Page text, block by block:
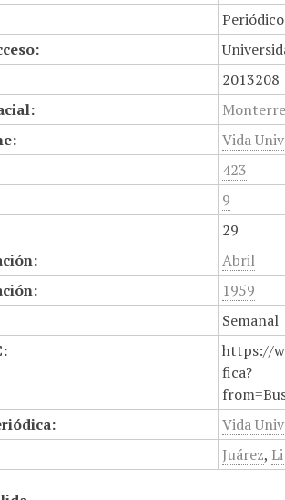
Periódico
2013208
Vida
423
9
29
Abril
1959
Semanal
https://
fica?
Vida
Juárez,